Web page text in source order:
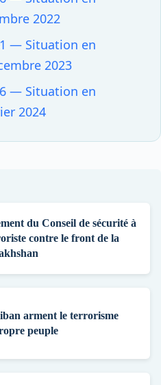
2022
— Situation en
2023
— Situation en
2024
du Conseil de sécurité à
contre le front de la
arment le terrorisme
peuple